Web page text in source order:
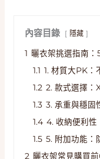
內容目錄 隱藏
1 曬衣架挑選指南
1.1 1. 材質大PK：
1.2 2. 款式選擇：
1.3 3. 承重與穩固
1.4 4. 收納便利性
1.5 5. 附加功能：
2 曬衣架常見購買